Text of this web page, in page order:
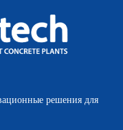
решения для